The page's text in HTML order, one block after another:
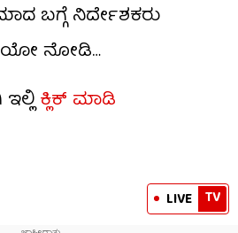
ಬಗ್ಗೆ ನಿರ್ದೇಶಕರು
ನೋಡಿ…
ಕ್ಲಿಕ್ ಮಾಡಿ
LIVE TV